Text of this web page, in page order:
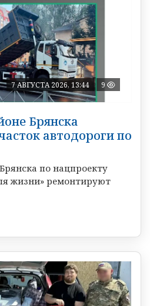
7 АВГУСТА 2026, 13:44 9
Брянска
автодороги по
по нацпроекту
жизни» ремонтируют